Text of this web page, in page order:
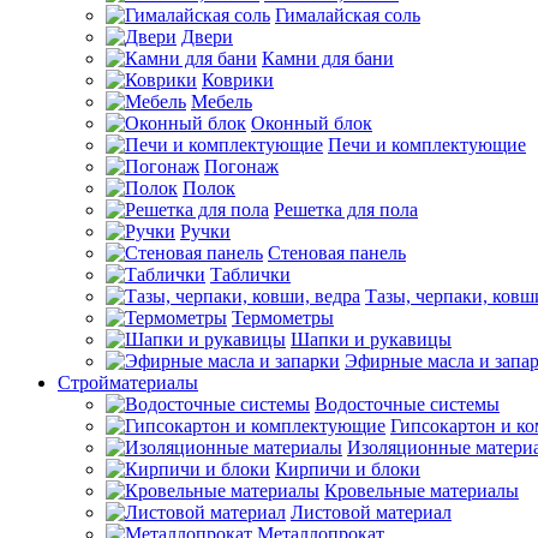
Гималайская соль
Двери
Камни для бани
Коврики
Мебель
Оконный блок
Печи и комплектующие
Погонаж
Полок
Решетка для пола
Ручки
Стеновая панель
Таблички
Тазы, черпаки,
Термометры
Шапки и рукавицы
Эфирные масла и
Стройматериалы
Водосточные системы
Гипсокартон и
Изоляционные
Кирпичи и блоки
Кровельные материалы
Листовой материал
Металлопрокат